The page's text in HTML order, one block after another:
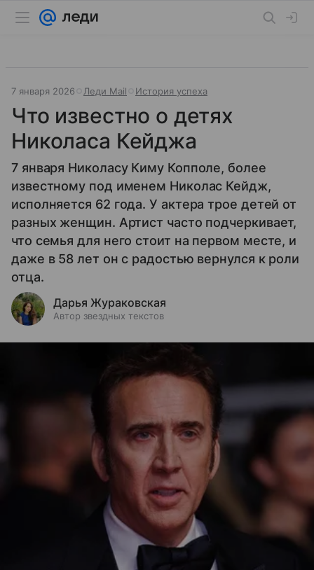
7 января 2026 Леди Mail История успеха
Что известно о детях
Николаса Кейджа
7 января Николасу Киму Копполе, более
известному под именем Николас Кейдж,
исполняется 62 года. У актера трое детей от
разных женщин. Артист часто подчеркивает,
что семья для него стоит на первом месте, и
даже в 58 лет он с радостью вернулся к роли
отца.
Дарья Жураковская
Автор звездных текстов